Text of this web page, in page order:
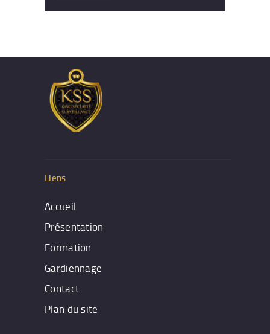
Liens
Accueil
Présentation
Formation
Gardiennage
Contact
Plan du site